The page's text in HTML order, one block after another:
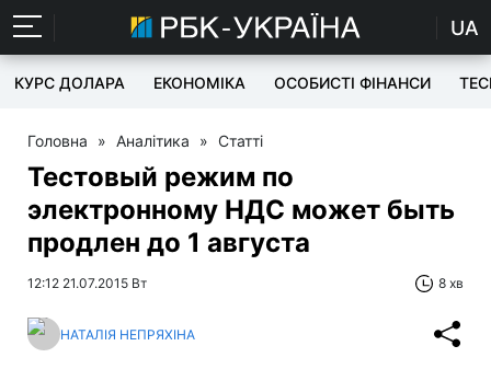
UA
КУРС ДОЛАРА ЕКОНОМІКА ОСОБИСТІ ФІНАНСИ
Головна » Аналітика » Статті
Тестовый режим по
электронному НДС может быть
продлен до 1 августа
12:12 21.07.2015 Вт 8 хв
НАТАЛІЯ НЕПРЯХІНА